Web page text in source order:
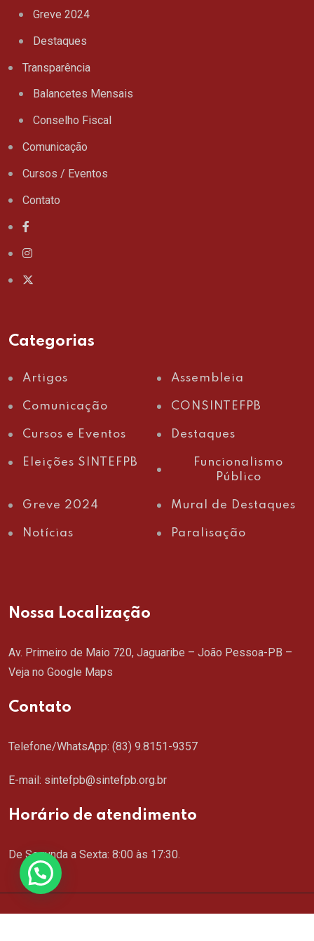
Greve 2024
Destaques
Transparência
Balancetes Mensais
Conselho Fiscal
Comunicação
Cursos / Eventos
Contato
Categorias
Artigos Assembleia
Comunicação CONSINTEFPB
Cursos e Eventos Destaques
Eleições SINTEFPB
Funcionalismo
Público
Greve 2024 Mural de Destaques
Notícias Paralisação
Nossa Localização
Av. Primeiro de Maio 720, Jaguaribe – João Pessoa-PB –
Veja no Google Maps
Contato
Telefone/WhatsApp: (83) 9.8151-9357
E-mail: sintefpb@sintefpb.org.br
Horário de atendimento
De Segunda a Sexta: 8:00 às 17:30.